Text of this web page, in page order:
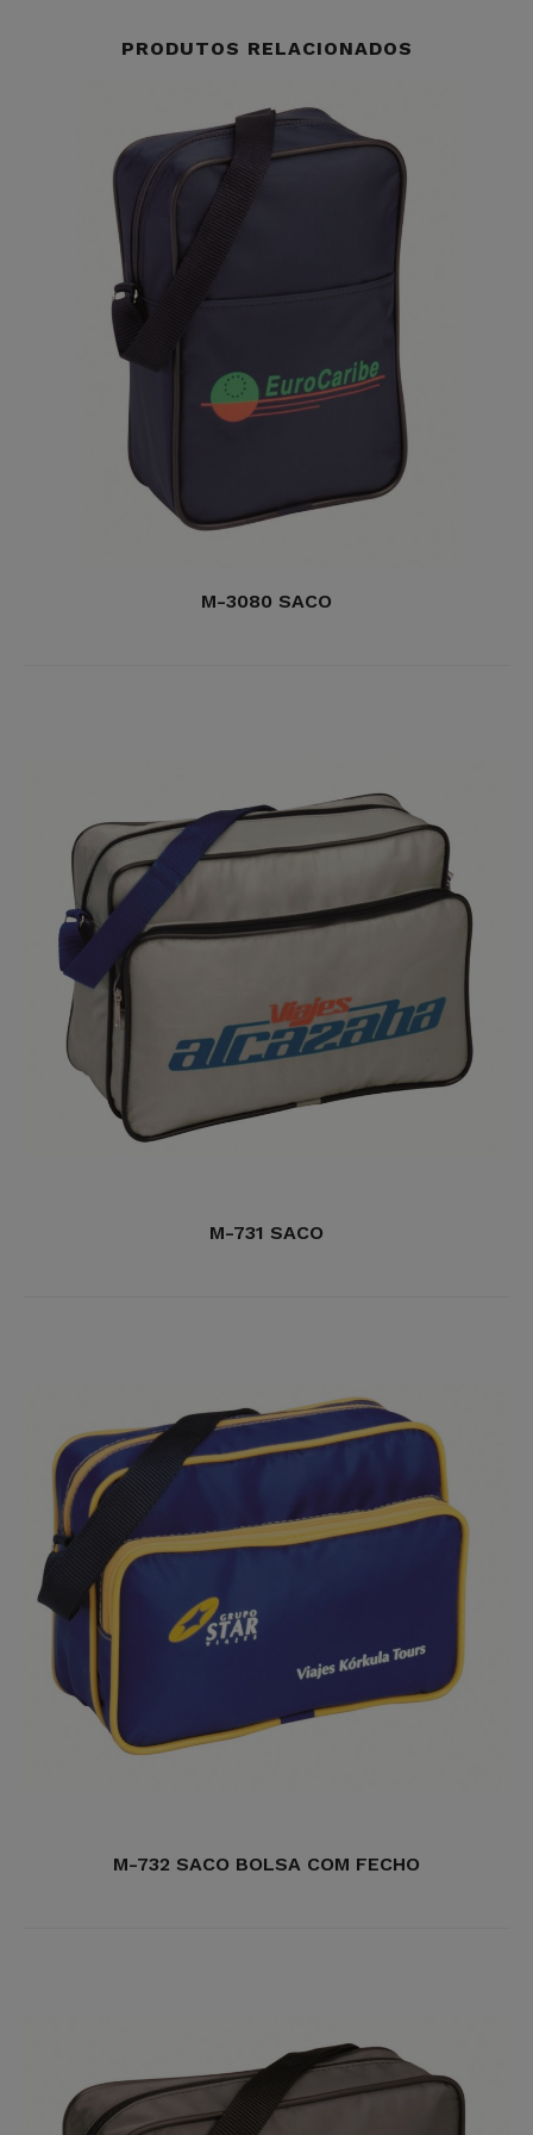
PRODUTOS RELACIONADOS
M-3080 SACO
M-731 SACO
M-732 SACO BOLSA COM FECHO